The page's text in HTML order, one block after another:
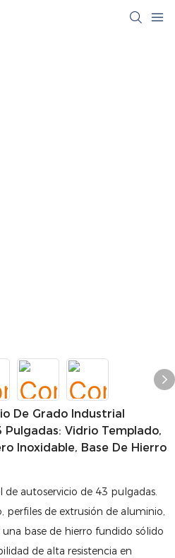
De Grado Industrial
Pulgadas: Vidrio Templado,
Inoxidable, Base De Hierro
autoservicio de 43 pulgadas.
de extrusión de aluminio,
base de hierro fundido sólido
de alta resistencia en